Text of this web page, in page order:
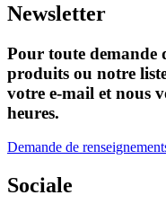
Newsletter
Pour toute demande
produits ou notre
votre e-mail et nous
heures.
Demande de
Sociale